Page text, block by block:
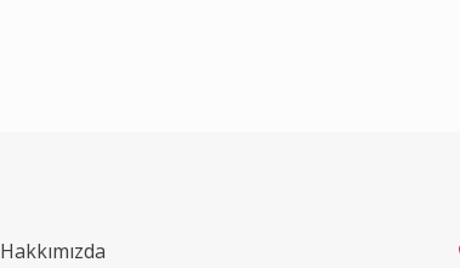
Hakkımızda